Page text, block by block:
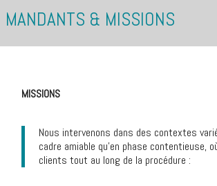
MANDANTS & MISSIONS
MISSIONS
Nous intervenons dans des contextes
cadre amiable qu’en phase contentieuse,
clients tout au long de la procédure :